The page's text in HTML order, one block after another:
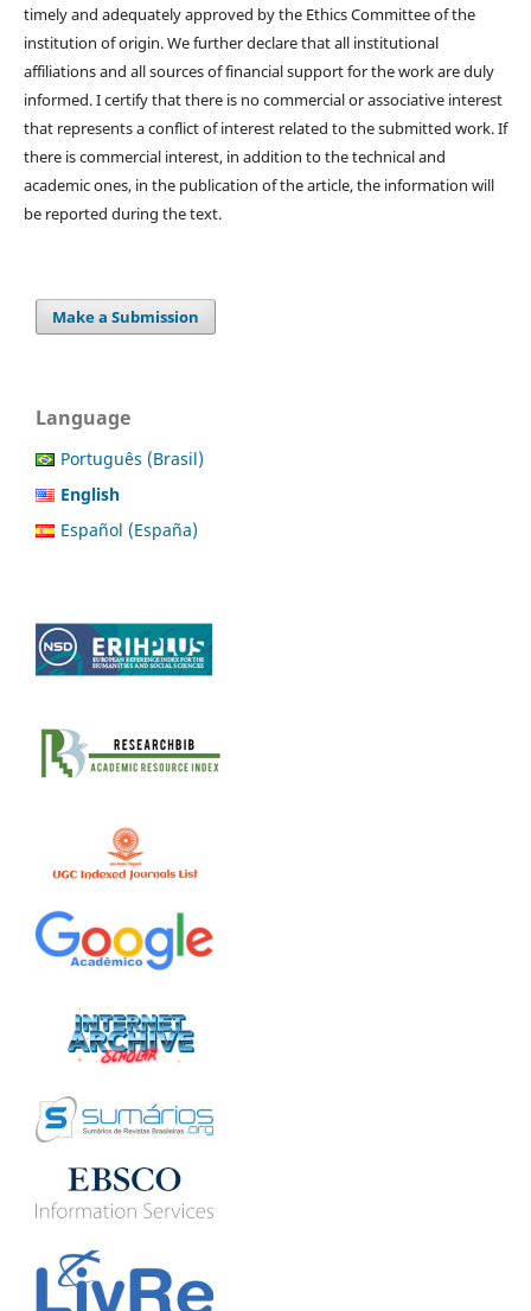
timely and adequately approved by the Ethics Committee of the
institution of origin. We further declare that all institutional
affiliations and all sources of financial support for the work are duly
informed. I certify that there is no commercial or associative interest
that represents a conflict of interest related to the submitted work. If
there is commercial interest, in addition to the technical and
academic ones, in the publication of the article, the information will
be reported during the text.
Make a Submission
Language
Português (Brasil)
English
Español (España)